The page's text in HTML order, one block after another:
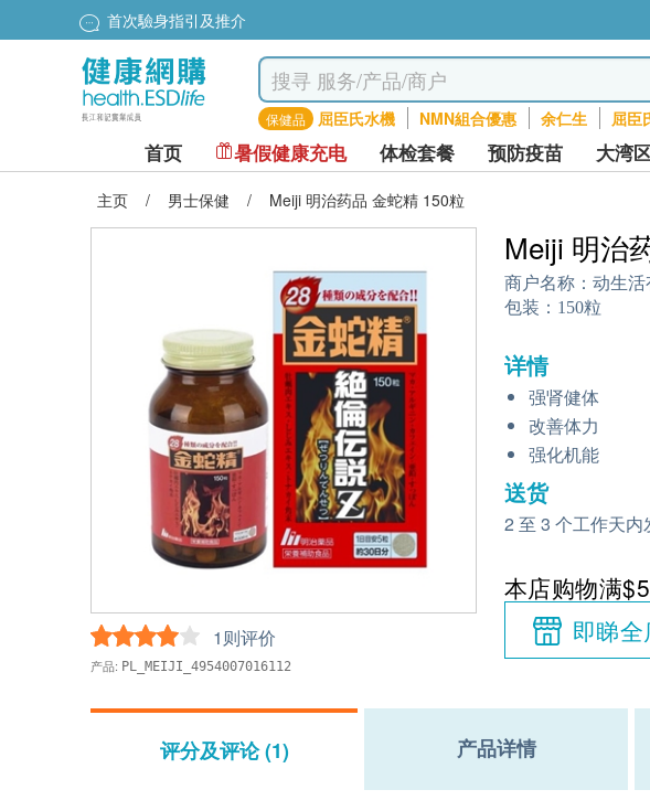
首次驗身指引及推介
保健品 屈臣氏水機 NMN組合優惠 余仁生 屈臣
首页 暑假健康充电 体检套餐 预防疫苗 大湾
主页 / 男士保健 / Meiji 明治药品 金蛇精 150粒
1则评价
产品: PL_MEIJI_4954007016112
Meiji 明治
商户名称： 动生活
包装： 150粒
详情
强肾健体
改善体力
强化机能
送货
2 至 3 个工作天内
本店购物满
即睇
评分及评论 (1) 产品详情